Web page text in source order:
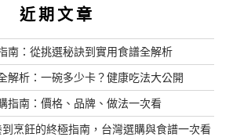
近期文章
南：從挑選秘訣到實用食譜全解析
解析：一碗多少卡？健康吃法大公開
指南：價格、品牌、做法一次看
烹飪的終極指南，台灣選購與食譜一次看